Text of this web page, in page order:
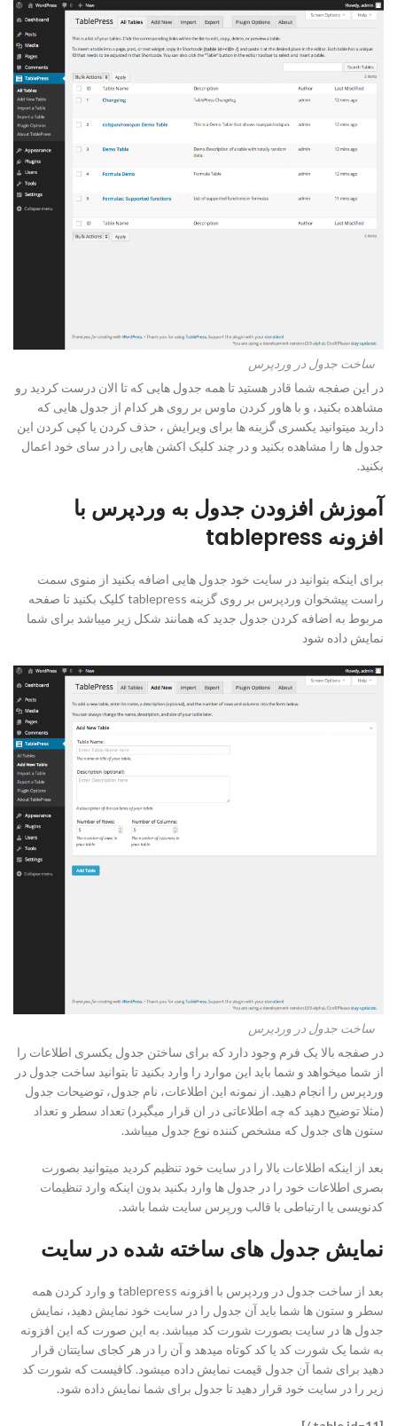
ساخت جدول در وردپرس
در این صفجه شما قادر هستید تا همه جدول هایی که تا الان درست کردید رو
مشاهده بکنید، و با هاور کردن ماوس بر روی هر کدام از جدول هایی که
دارید میتوانید یکسری گزینه ها برای ویرایش ، حذف کردن یا کپی کردن این
جدول ها را مشاهده بکنید و در چند کلیک اکشن هایی را در سای خود اعمال
بکنید.
آموزش افزودن جدول به وردپرس با
افزونه tablepress
برای اینکه بتوانید در سایت خود جدول هایی اضافه بکنید از منوی سمت
راست پیشخوان وردپرس بر روی گزینه tablepress کلیک بکنید تا صفحه
مربوط به اضافه کردن جدول جدید که همانند شکل زیر میباشد برای شما
نمایش داده شود
ساخت جدول در وردپرس
در صفجه بالا یک فرم وجود دارد که برای ساختن جدول یکسری اطلاعات را
از شما میخواهد و شما باید این موارد را وارد بکنید تا بتوانید ساخت جدول در
وردپرس را انجام دهید. از نمونه این اطلاعات، نام جدول، توضیحات جدول
(مثلا توضیح دهید که چه اطلاعاتی در ان قرار میگیرد) تعداد سطر و تعداد
ستون های جدول که مشخص کننده نوع جدول میباشد.
بعد از اینکه اطلاعات بالا را در سایت خود تنظیم کردید میتوانید بصورت
بصری اطلاعات خود را در جدول ها وارد بکنید بدون اینکه وارد تنظیمات
کدنویسی یا ارتباطی با قالب ورپرس سایت شما باشد.
نمایش جدول های ساخته شده در سایت
بعد از ساخت جدول در وردپرس با افزونه tablepress و وارد کردن همه
سطر و ستون ها شما باید آن جدول را در سایت خود نمایش دهید، نمایش
جدول ها در سایت بصورت شورت کد میباشد. به این صورت که این افزونه
به شما یک شورت کد یا کد کوتاه میدهد و آن را در هر کجای سایتتان قرار
دهید برای شما آن جدول قیمت نمایش داده میشود. کافیست که شورت کد
زیر را در سایت خود قرار دهید تا جدول برای شما نمایش داده شود.